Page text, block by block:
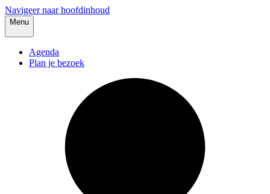
Navigeer naar hoofdinhoud
Menu
Agenda
Plan je bezoek